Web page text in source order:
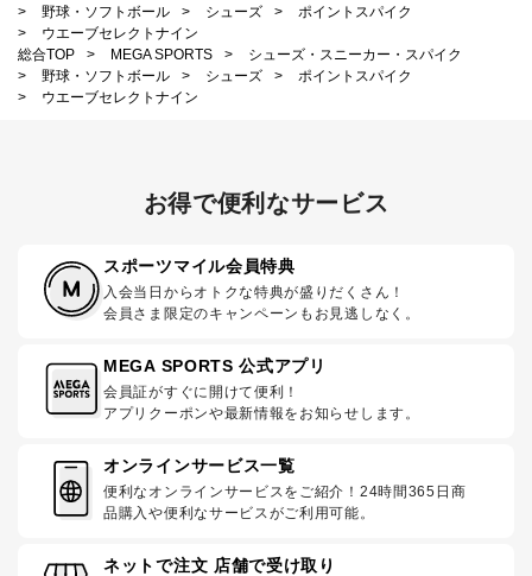
>
野球・ソフトボール > シューズ >
ポイントスパイク
>
ウエーブセレクトナイン
総合TOP
> MEGA SPORTS >
シューズ・スニーカー・スパイク
>
野球・ソフトボール > シューズ >
ポイントスパイク
>
ウエーブセレクトナイン
お得で便利なサービス
スポーツマイル会員特典
入会当日からオトクな特典が盛りだくさん！
会員さま限定のキャンペーンもお見逃しなく。
MEGA SPORTS 公式アプリ
会員証がすぐに開けて便利！
アプリクーポンや最新情報をお知らせします。
オンラインサービス一覧
便利なオンラインサービスをご紹介！24時間365日商
品購入や便利なサービスがご利用可能。
ネットで注文 店舗で受け取り